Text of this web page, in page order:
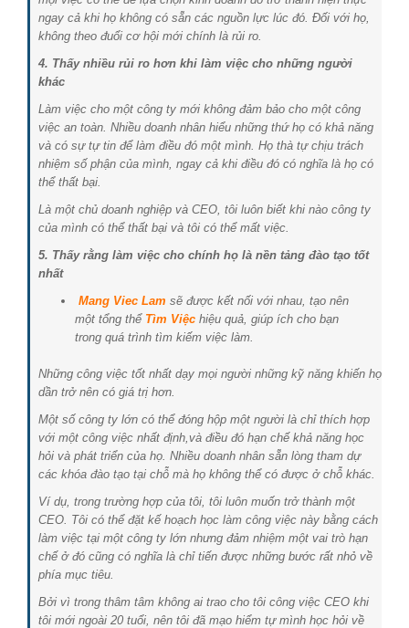
ngay cả khi họ không có sẵn các nguồn lực lúc đó. Đối với họ,
không theo đuổi cơ hội mới chính là rủi ro.
4. Thấy nhiều rủi ro hơn khi làm việc cho những người
khác
Làm việc cho một công ty mới không đảm bảo cho một công
việc an toàn. Nhiều doanh nhân hiểu những thứ họ có khả năng
và có sự tự tin để làm điều đó một mình. Họ thà tự chịu trách
nhiệm số phận của mình, ngay cả khi điều đó có nghĩa là họ có
thể thất bại.
Là một chủ doanh nghiệp và CEO, tôi luôn biết khi nào công ty
của mình có thể thất bại và tôi có thể mất việc.
5. Thấy rằng làm việc cho chính họ là nền tảng đào tạo tốt
nhất
Mang Viec Lam sẽ được kết nối với nhau, tạo nên
một tổng thể Tìm Việc hiệu quả, giúp ích cho bạn
trong quá trình tìm kiếm việc làm.
Những công việc tốt nhất dạy mọi người những kỹ năng khiến họ
dần trở nên có giá trị hơn.
Một số công ty lớn có thể đóng hộp một người là chỉ thích hợp
với một công việc nhất định,và điều đó hạn chế khả năng học
hỏi và phát triển của họ. Nhiều doanh nhân sẵn lòng tham dự
các khóa đào tạo tại chỗ mà họ không thể có được ở chỗ khác.
Ví dụ, trong trường hợp của tôi, tôi luôn muốn trở thành một
CEO. Tôi có thể đặt kế hoạch học làm công việc này bằng cách
làm việc tại một công ty lớn nhưng đảm nhiệm một vai trò hạn
chế ở đó cũng có nghĩa là chỉ tiến được những bước rất nhỏ về
phía mục tiêu.
Bởi vì trong thâm tâm không ai trao cho tôi công việc CEO khi
tôi mới ngoài 20 tuổi, nên tôi đã mạo hiểm tự mình học hỏi về